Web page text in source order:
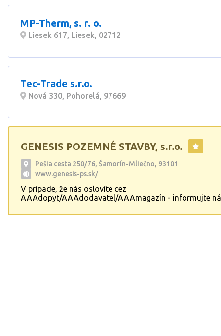
MP-Therm, s. r. o.
Liesek 617, Liesek, 02712
Tec-Trade s.r.o.
Nová 330, Pohorelá, 97669
GENESIS POZEMNÉ STAVBY, s.r.o.
Pešia cesta 250/76, Šamorín-Mliečno, 93101
www.genesis-ps.sk/
V prípade, že nás oslovíte cez
AAAdopyt/AAAdodavatel/AAAmagazín - informujte
rekonštrukciou rodinných domov, garáží a oplotení